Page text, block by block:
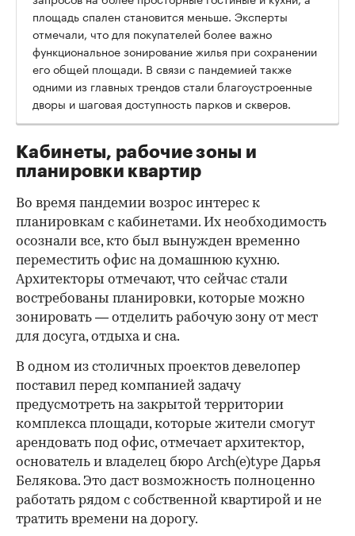
площадь спален становится меньше. Эксперты
отмечали, что для покупателей более важно
функциональное зонирование жилья при сохранении
его общей площади. В связи с пандемией также
одними из главных трендов стали благоустроенные
дворы и шаговая доступность парков и скверов.
Кабинеты, рабочие зоны и
планировки квартир
Во время пандемии возрос интерес к
планировкам с кабинетами. Их необходимость
осознали все, кто был вынужден временно
переместить офис на домашнюю кухню.
Архитекторы отмечают, что сейчас стали
востребованы планировки, которые можно
зонировать — отделить рабочую зону от мест
для досуга, отдыха и сна.
В одном из столичных проектов девелопер
поставил перед компанией задачу
предусмотреть на закрытой территории
комплекса площади, которые жители смогут
арендовать под офис, отмечает архитектор,
основатель и владелец бюро Arch(e)type Дарья
Белякова. Это даст возможность полноценно
работать рядом с собственной квартирой и не
тратить времени на дорогу.